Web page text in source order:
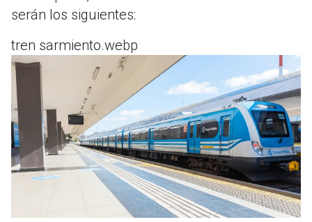
serán los siguientes:
tren sarmiento.webp